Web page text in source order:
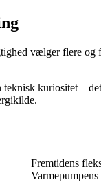
vælger flere og
kuriositet –
Fremtidens